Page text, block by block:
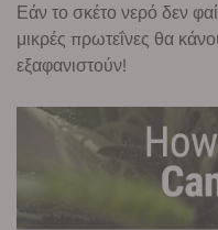
Εάν το σκέτο νερό δεν
μικρές πρωτεΐνες θα
εξαφανιστούν!